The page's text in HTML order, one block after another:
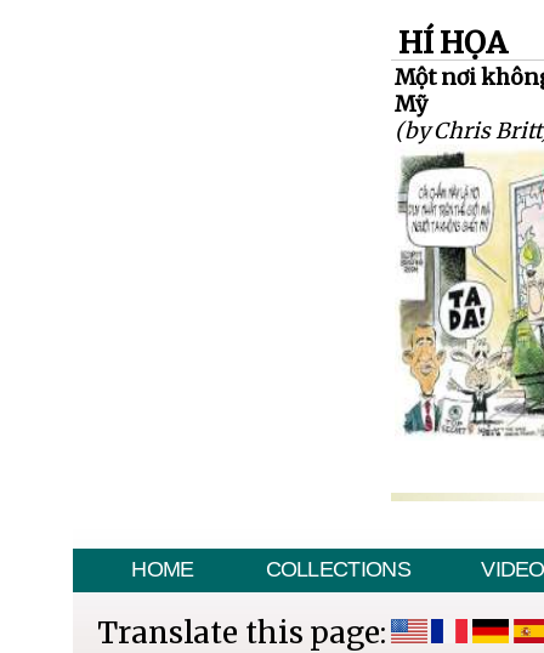
HÍ HỌA
Một nơi
Mỹ
(by Chris
HOME COLLECTIONS VIDEO
Translate this page: